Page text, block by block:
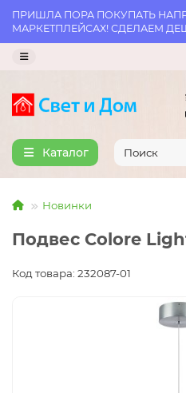
ПРИШЛА ПОРА ПОКУПАТЬ
МАРКЕТПЛЕЙСАХ! СДЕЛАЕМ
Каталог
Новинки
Подвес Colore
Код товара: 232087-01